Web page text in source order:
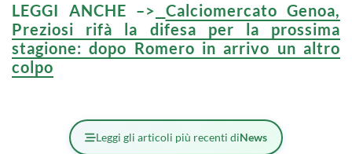
LEGGI ANCHE –>
Calciomercato Genoa,
Preziosi rifà la difesa per la prossima
stagione: dopo Romero in arrivo un altro
colpo
Leggi gli articoli più recenti diNews